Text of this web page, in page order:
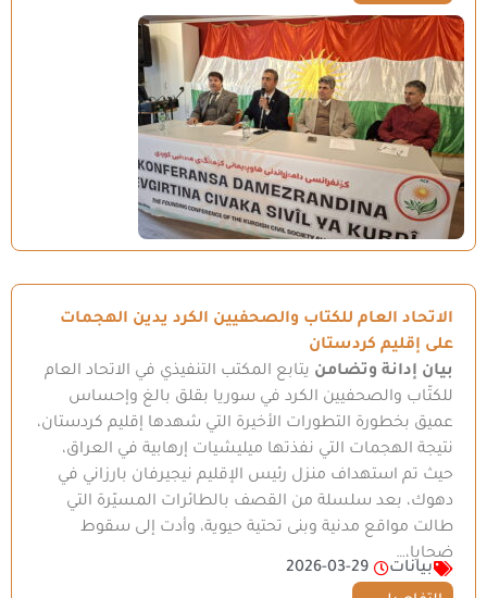
الاتحاد العام للكتاب والصحفيين الكرد يدين الهجمات
على إقليم كردستان
بيان إدانة وتضامن يتابع المكتب التنفيذي في الاتحاد العام
للكتّاب والصحفيين الكرد في سوريا بقلق بالغ وإحساس
عميق بخطورة التطورات الأخيرة التي شهدها إقليم كردستان،
نتيجة الهجمات التي نفذتها ميليشيات إرهابية في العراق،
حيث تم استهداف منزل رئيس الإقليم نيجيرفان بارزاني في
دهوك، بعد سلسلة من القصف بالطائرات المسيّرة التي
طالت مواقع مدنية وبنى تحتية حيوية، وأدت إلى سقوط
ضحايا،…
بيانات
2026-03-29